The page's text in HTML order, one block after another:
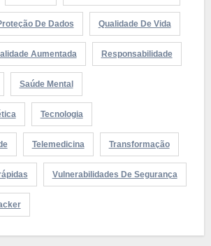
De Dados Qualidade De Vida
Aumentada Responsabilidade
Saúde Mental
Tecnologia
Telemedicina Transformação
Vulnerabilidades De Segurança